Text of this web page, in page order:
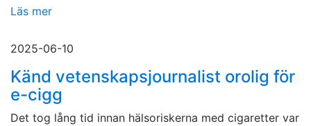
Läs mer
2025-06-10
Känd vetenskapsjournalist orolig för
e-cigg
Det tog lång tid innan hälsoriskerna med cigaretter var